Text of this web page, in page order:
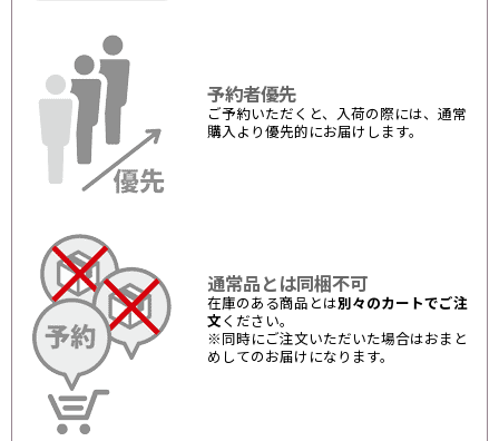
予約者優先
ご予約いただくと、入荷の際には、通常
購入より優先的にお届けします。
通常品とは同梱不可
在庫のある商品とは別々のカートでご注
文 ください。
※同時にご注文いただいた場合はおまと
めしてのお届けになります。